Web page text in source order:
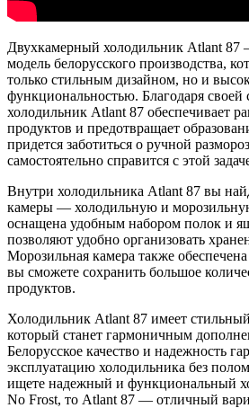
Двухкамерный холодильник Atlant 87
модель белорусского производства,
только стильным дизайном, но и
функциональностью. Благодаря своей
холодильник Atlant 87 обеспечивает
продуктов и предотвращает
придется заботиться о ручной
самостоятельно справится с этой
Внутри холодильника Atlant 87 вы
камеры — холодильную и
оснащена удобным набором полок и
позволяют удобно организовать
Морозильная камера также
вы сможете сохранить большое
продуктов.
Холодильник Atlant 87 имеет
который станет гармоничным
Белорусское качество и надежность
эксплуатацию холодильника без
ищете надежный и функциональный
No Frost, то Atlant 87 — отличный